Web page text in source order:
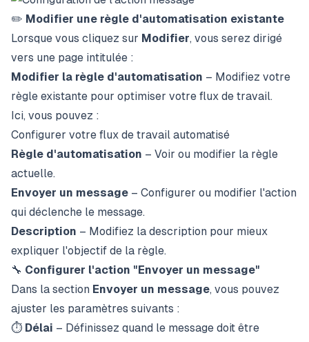
✏️ Modifier une règle d'automatisation existante
Lorsque vous cliquez sur Modifier, vous serez dirigé
vers une page intitulée :
Modifier la règle d'automatisation – Modifiez votre
règle existante pour optimiser votre flux de travail.
Ici, vous pouvez :
Configurer votre flux de travail automatisé
Règle d'automatisation – Voir ou modifier la règle
actuelle.
Envoyer un message – Configurer ou modifier l'action
qui déclenche le message.
Description – Modifiez la description pour mieux
expliquer l'objectif de la règle.
🔧 Configurer l'action "Envoyer un message"
Dans la section Envoyer un message, vous pouvez
ajuster les paramètres suivants :
⏱️ Délai – Définissez quand le message doit être